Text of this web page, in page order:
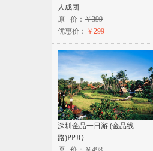
人成团
原 价： ￥399
优惠价： ￥299
深圳金品一日游 (金品线
路)PPJQ